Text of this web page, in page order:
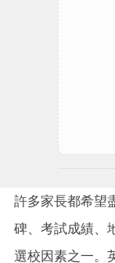
許多家長都希望
碑、考試成績、
選校因素之一。